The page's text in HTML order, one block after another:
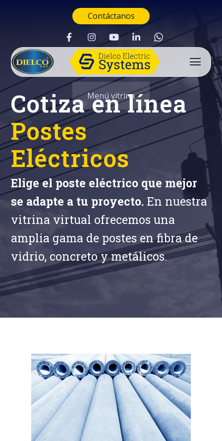
Contáctanos
Menú vitrina
Cotiza en línea
Postes
Eléctricos
Elige el poste eléctrico que mejor
se adapte a tu proyecto. En nuestra
vitrina virtual ofrecemos una
amplia gama de postes en fibra de
vidrio, concreto y metálicos.